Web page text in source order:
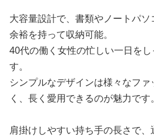
大容量設計で、書類やノートパ
余裕を持って収納可能。
40代の働く女性の忙しい一日を
す。
シンプルなデザインは様々なフ
く、長く愛用できるのが魅力です。
肩掛けしやすい持ち手の長さで、